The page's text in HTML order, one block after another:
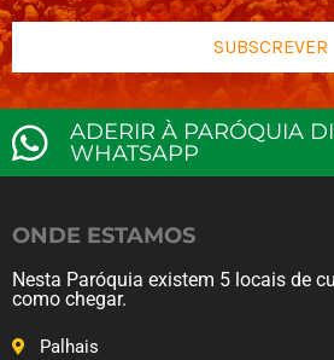
SUBSCREVER
ADERIR À PARÓQUIA
WHATSAPP
ONDE ESTAMOS
Nesta Paróquia existem 5 locais de
como chegar.
Palhais